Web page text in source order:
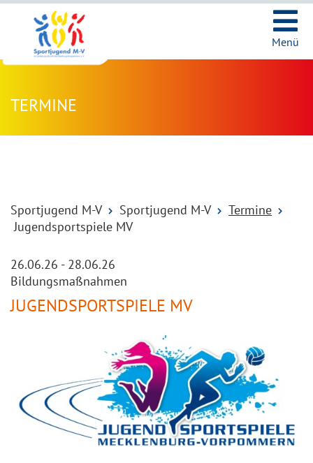
Menü
TERMINE
Sportjugend M-V Sportjugend M-V
Termine
Jugendsportspiele MV
26.06.26 - 28.06.26
Bildungsmaßnahmen
JUGENDSPORTSPIELE MV